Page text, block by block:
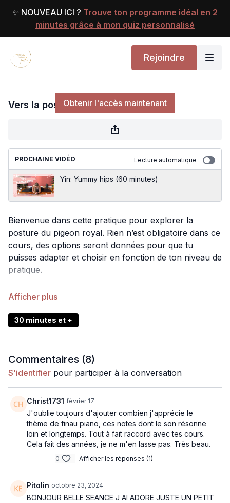
✨ NOUVEAU ICI ? Trouve ton programme idéal en 2
minutes grâce à mon quiz personnalisé
Rejoindre
Vers la posture du pigeon royal
Obtenir l'accès maintenant
pour continuer
Vers la posture du pigeon royal
PROCHAINE VIDÉO Lecture automatique
Yin: Yummy hips (60 minutes)
Bienvenue dans cette pratique pour explorer la
posture du pigeon royal. Rien n’est obligatoire dans ce
cours, des options seront données pour que tu
puisses adapter et choisir en fonction de ton niveau de
pratique.
Cette pratique va :
Relâcher toutes les tensions dans la zone du bassin
Travailler à la fois les ouvertures des hanches et du
Te procurer un bien être global du cœur et t’inviter
à plonger dans un espace de réflexion et
d’introspection procurés par le travail combiné sur
Matériel: une sangle
Intensité: 4/5
30 minutes et +
Commentaires (8)
S'identifier pour participer à la conversation
Christ1731 février 17
J'oublie toujours d'ajouter combien j'apprécie le
thème de finau piano, ces notes dont le son résonne
loin et longtemps. Tout à fait raccord avec tes cours.
Cela fait des années, je ne m'en lasse pas. Très beau.
0 Afficher les réponses (1)
Pitolin octobre 23, 2024
BONJOUR BELLE SEANCE J AI ADORE JUSTE UN PETIT